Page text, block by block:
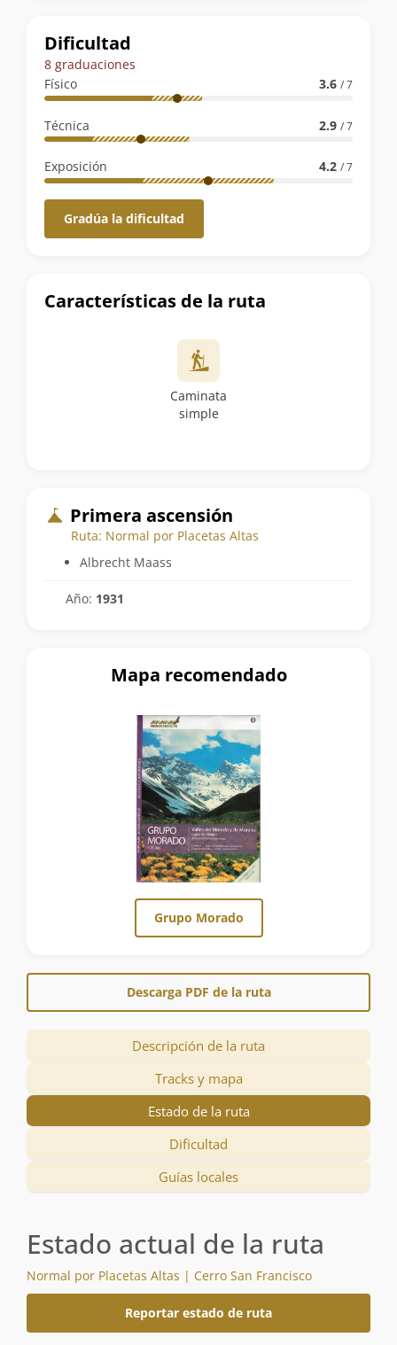
ruta
Dificultad
8 graduaciones
Físico
3.6 / 7
Técnica 2.9 / 7
Exposición 4.2 / 7
Gradúa la dificultad
Características de la ruta
Caminata
simple
Primera ascensión
Ruta: Normal por Placetas Altas
Albrecht Maass
Año: 1931
Mapa recomendado
Grupo Morado
Descarga PDF de la ruta
Descripción de la ruta
Tracks y mapa
Estado de la ruta
Dificultad
Guías locales
Estado actual de la ruta
Normal por Placetas Altas | Cerro San Francisco
Reportar estado de ruta